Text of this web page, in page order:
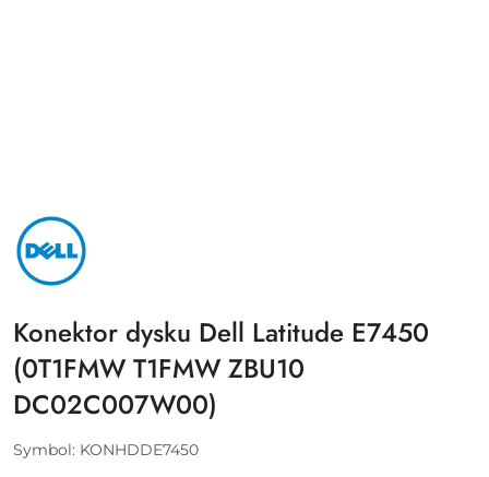
NAZWA
PRODUCENTA:
DELL
Konektor dysku Dell Latitude E7450
(0T1FMW T1FMW ZBU10
DC02C007W00)
Symbol: KONHDDE7450